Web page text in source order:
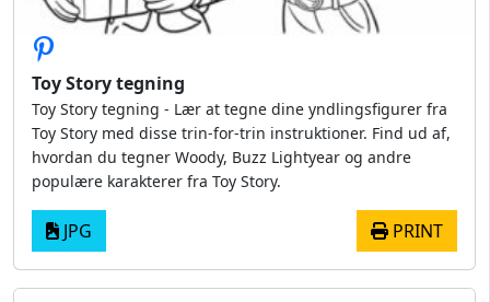
Toy Story tegning
Toy Story tegning - Lær at tegne dine yndlingsfigurer fra
Toy Story med disse trin-for-trin instruktioner. Find ud af,
hvordan du tegner Woody, Buzz Lightyear og andre
populære karakterer fra Toy Story.
JPG PRINT